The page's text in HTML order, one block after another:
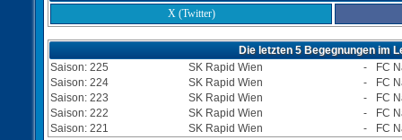
X (Twitter)
Die letzten 5 Begegnungen im
Saison: 225
SK Rapid Wien -
FC
Saison: 224
SK Rapid Wien -
FC
Saison: 223
SK Rapid Wien -
FC
Saison: 222
SK Rapid Wien -
FC
Saison: 221
SK Rapid Wien - FC